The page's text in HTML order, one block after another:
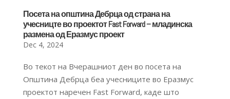
Посета на општина Дебрца од страна на
учесницте во проектот Fast Forward – младинска
размена од Еразмус проект
Dec 4, 2024
Во текот на Вчерашниот ден во посета на
Општина Дебрца беа учесниците во Еразмус
проектот наречен Fast Forward, каде што